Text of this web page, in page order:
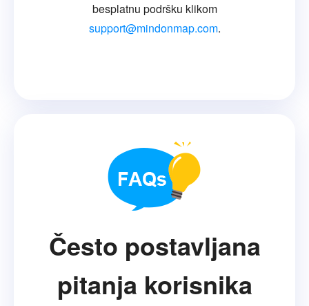
besplatnu podršku klikom
support@mindonmap.com.
Često postavljana
pitanja korisnika